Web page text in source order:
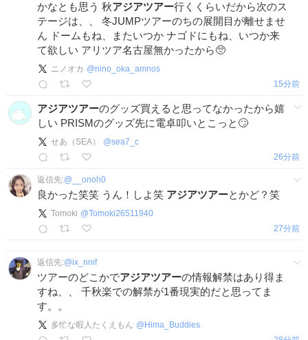
かなとも思う 秋アジアツアー行くくらいだから次のス
テージは、、 冬JUMPツアーのちの展開目が離せませ
ん ドームもね、またいつか ナゴドにもね、いつか来
て欲しい アリツア名古屋無かったから🥺
ニノオカ @nino_oka_amnos
15分前
アジアツアーのグッズ買えると思ってなかったから嬉
しい PRISMのグッズ先に電卓叩いとこっと🙄
せあ（SEA） @sea7_c
26分前
返信先:@ __onoh0
良かった笑笑 うん！しよ笑 アジアツアーとかど？笑
Tomoki @Tomoki26511940
27分前
返信先:@ix_nnif
ツアーのどこかでアジアツアーの情報解禁はあり得ま
すね、、 千秋楽での解禁が1番現実的だと思ってま
す。。
多忙な暇人たくえもん @ Hima_Buddies